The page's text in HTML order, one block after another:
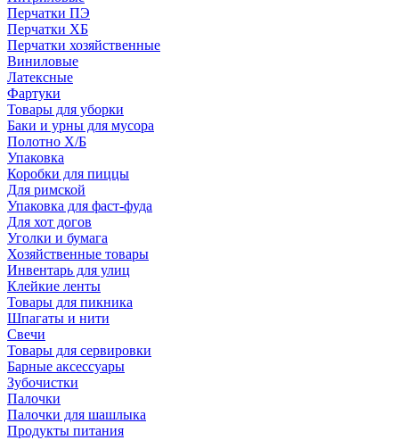
Перчатки ПЭ
Перчатки ХБ
Перчатки хозяйственные
Виниловые
Латексные
Фартуки
Товары для уборки
Баки и урны для мусора
Полотно Х/Б
Упаковка
Коробки для пиццы
Для римской
Упаковка для фаст-фуда
Для хот догов
Уголки и бумага
Хозяйственные товары
Инвентарь для улиц
Клейкие ленты
Товары для пикника
Шпагаты и нити
Свечи
Товары для сервировки
Барные аксессуары
Зубочистки
Палочки
Палочки для шашлыка
Продукты питания